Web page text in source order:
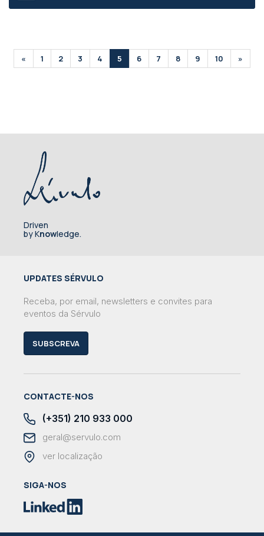
« 1 2 3 4 5 6 7 8 9 10 »
Driven
by Knowledge.
UPDATES SÉRVULO
Receba, por email, newsletters e convites para
eventos da Sérvulo
SUBSCREVA
CONTACTE-NOS
(+351) 210 933 000
geral@servulo.com
ver localização
SIGA-NOS